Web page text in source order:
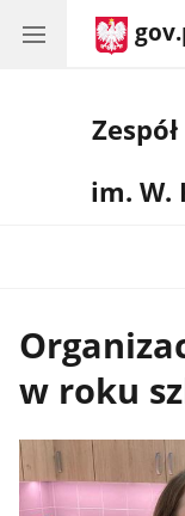
im. W.
w roku